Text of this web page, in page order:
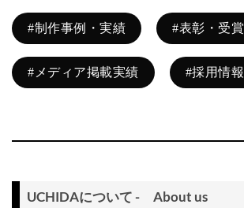
#制作事例・実績 #表彰・受賞
#メディア掲載実績 #採用情報
UCHIDAについて - About us